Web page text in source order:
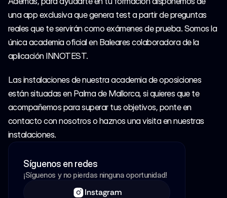
una app exclusiva que genera test a partir de preguntas
reales que te servirán como exámenes de prueba. Somos la
única academia oficial en Baleares colaboradora de la
aplicación INNOTEST.
Las instalaciones de nuestra academia de oposiciones
están situadas en Palma de Mallorca, si quieres que te
acompañemos para superar tus objetivos, ponte en
contacto con nosotros o haznos una visita en nuestras
instalaciones.
Síguenos en redes
¡Síguenos y no pierdas ninguna oportunidad!
Instagram